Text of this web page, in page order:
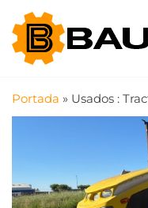
Saltar
contenido
Portada » Usados :